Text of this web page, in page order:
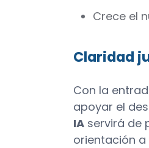
Crece el
Claridad
Con la
apoyar el
IA servirá de
orientación